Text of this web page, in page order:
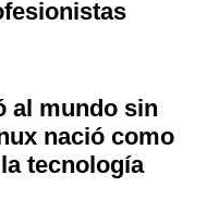
al mundo sin
nació como
tecnología